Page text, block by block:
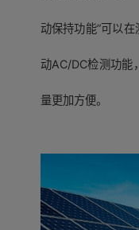
动保持功能”可以
动AC/DC检测功能
量更加方便。